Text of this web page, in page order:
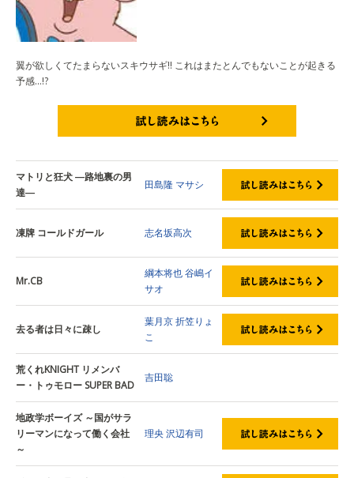
翼が欲しくてたまらないスキウサギ!! これはまたとんでもないことが起きる
予感…!?
マトリと狂犬 ―路地裏の男
達―
田島隆 マサシ
凍牌 コールドガール 志名坂高次
Mr.CB
綱本将也谷嶋イ
サオ
去る者は日々に疎し
葉月京折笠りょ
こ
荒くれKNIGHT リメンバ
ー・トゥモロー SUPER BAD
吉田聡
地政学ボーイズ ～国がサラ
リーマンになって働く会社
～
理央沢辺有司